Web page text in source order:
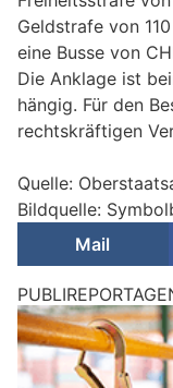
Geldstrafe von
eine Busse von
Die Anklage ist
hängig. Für den
rechtskräftigen
Quelle:
Bildquelle:
Mail
Baden AG:
nach